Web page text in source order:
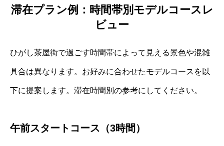
滞在プラン例：時間帯別モデルコースレ
ビュー
ひがし茶屋街で過ごす時間帯によって見える景色や混雑
具合は異なります。お好みに合わせたモデルコースを以
下に提案します。滞在時間別の参考にしてください。
午前スタートコース（3時間）